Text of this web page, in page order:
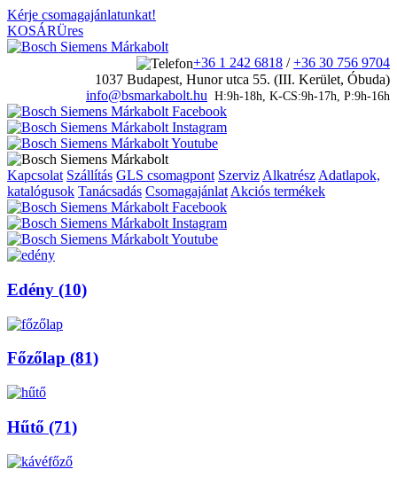
Kérje csomagajánlatunkat!
KOSÁRÜres
+36 1 242 6818 /+36 30 756 9704
1037 Budapest, Hunor utca 55. (III. Kerület, Óbuda)
info@bsmarkabolt.hu H:9h-18h, K-CS:9h-17h, P:9h-16h
Kapcsolat Szállítás GLS csomagpont Szerviz Alkatrész Adatlapok,
katalógusok Tanácsadás Csomagajánlat Akciós termékek
Edény (10)
Főzőlap (81)
Hűtő (71)